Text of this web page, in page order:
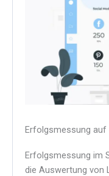
Erfolgsmessung auf
Erfolgsmessung im
die Auswertung von